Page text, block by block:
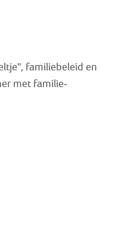
familiebeleid en
met familie-